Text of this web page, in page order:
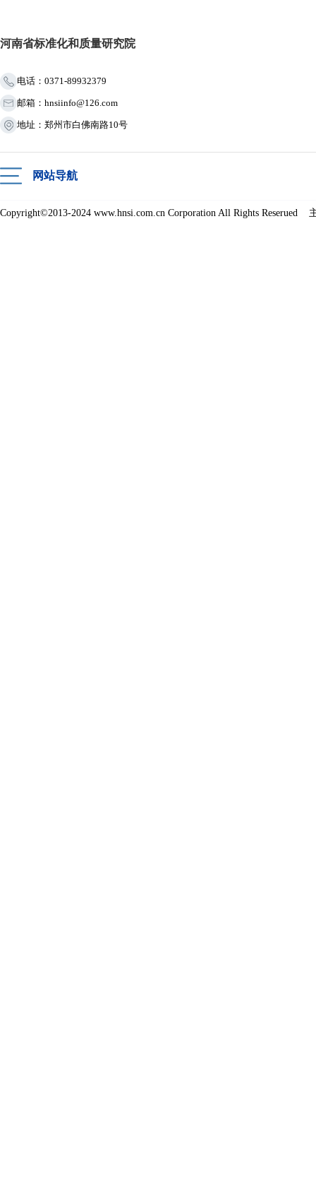
河南省标准化和质量研究院
电话：0371-89932379
邮箱：hnsiinfo@126.com
地址：郑州市白佛南路10号
网站导航
Copyright©2013-2024 www.hnsi.com.cn Corporation All Rights